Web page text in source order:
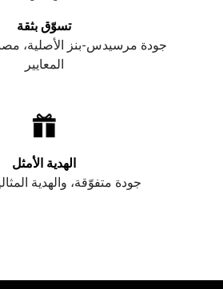
تسوّق بثقة
جودة مرسيدس-بنز الأصلية،
المعايير
الهدية الأمثل
جودة متفوّقة، والهدية